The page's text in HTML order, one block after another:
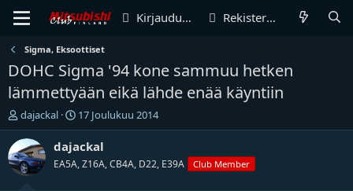
Kirjaudu sisään Rekisteröidy
Sigma, Eksoottiset
DOHC Sigma '94 kone sammuu hetken
lämmettyään eikä lähde enää käyntiin
V
i
e
s
t
dajackal
A
l
o
t
17 Joulukuu 2014
dajackal
EA5A, Z16A, CB4A, D22, E39A Club Member